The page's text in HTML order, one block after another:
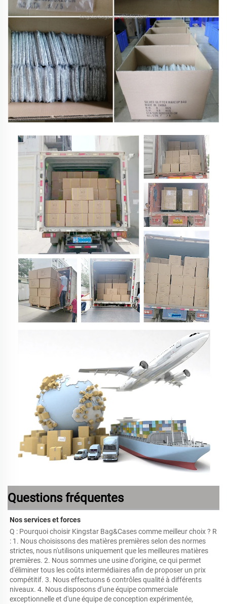
Questions fréquentes
Nos services et forces
Q : Pourquoi choisir Kingstar Bag&Cases comme meilleur choix ? R
: 1. Nous choisissons des matières premières selon des normes
strictes, nous n'utilisons uniquement que les meilleures matières
premières. 2. Nous sommes une usine d'origine, ce qui permet
d'éliminer tous les coûts intermédiaires afin de proposer un prix
compétitif. 3. Nous effectuons 6 contrôles qualité à différents
niveaux. 4. Nous disposons d'une équipe commerciale
exceptionnelle et d'une équipe de conception expérimentée,